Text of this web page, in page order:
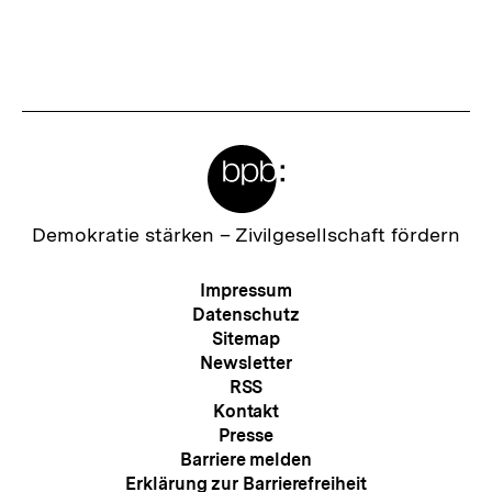
Zur
Demokratie stärken – Zivilgesellschaft fördern
Meta-
Navigation
Impressum
Datenschutz
Sitemap
Newsletter
RSS
Kontakt
Presse
Barriere melden
Erklärung zur Barrierefreiheit